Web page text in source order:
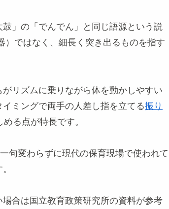
」の「でんでん」と同じ語源という説
ではなく、細長く突き出るものを指す
リズムに乗りながら体を動かしやすい
ミングで両手の人差し指を立てる振り
る点が特長です。
句変わらずに現代の保育現場で使われて
合は国立教育政策研究所の資料が参考